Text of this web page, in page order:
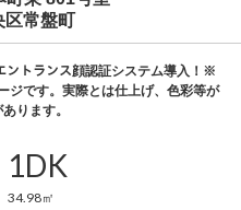
区常盤町
トランス顔認証システム導入！※
ジです。実際とは仕上げ、色彩等が
ります。
1DK
34.98㎡